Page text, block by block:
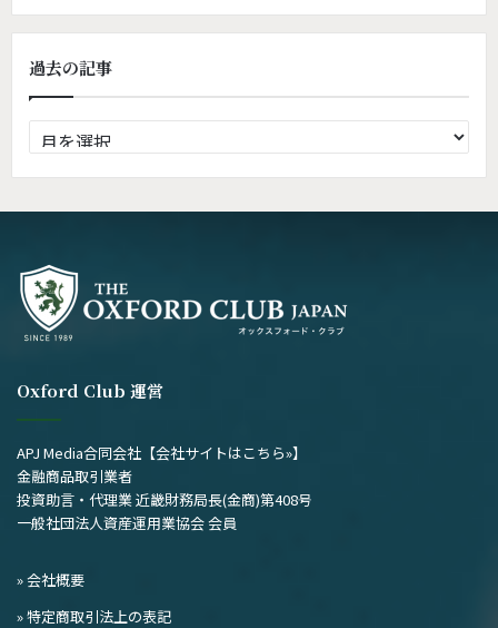
過去の記事
去
の
Oxford Club 運営
APJ Media合同会社 【会社サイトはこちら»】
金融商品取引業者
投資助言・代理業 近畿財務局長(金商)第408号
一般社団法人資産運用業協会 会員
» 会社概要
» 特定商取引法上の表記